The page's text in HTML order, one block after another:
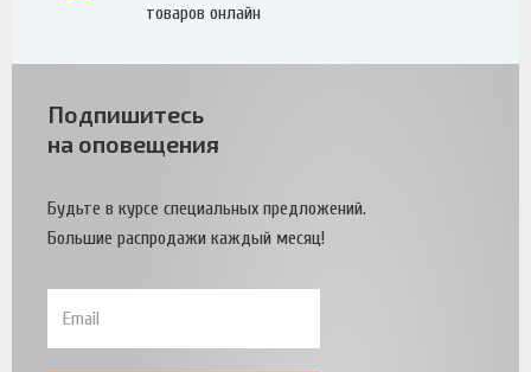
товаров онлайн
Подпишитесь
на оповещения
Будьте в курсе специальных предложений.
Большие распродажи каждый месяц!